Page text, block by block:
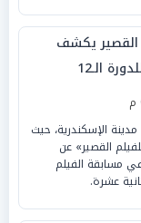
القصير يكشف
الـ12
الإسكندرية، حيث
القصير» عن
في مسابقة الفيلم
عشرة.